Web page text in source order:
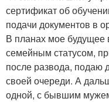
сертификат об
подачи документов в
В планах мое будущее
семейным статусом,
после развода, подаю
своей очереди. А
одной, с бывшим